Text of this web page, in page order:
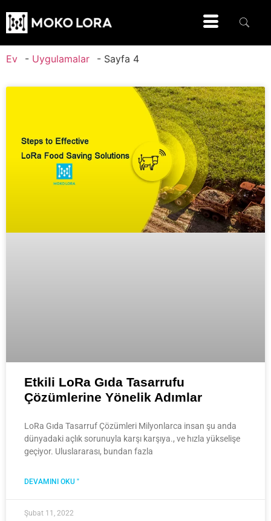
Ev - Uygulamalar - Sayfa 4
Etkili LoRa Gıda Tasarrufu
Çözümlerine Yönelik Adımlar
LoRa Gıda Tasarruf Çözümleri Milyonlarca insan şu anda
dünyadaki açlık sorunuyla karşı karşıya., ve hızla yükselişe
geçiyor. Uluslararası, bundan fazla
DEVAMINI OKU "
Şubat 11, 2022